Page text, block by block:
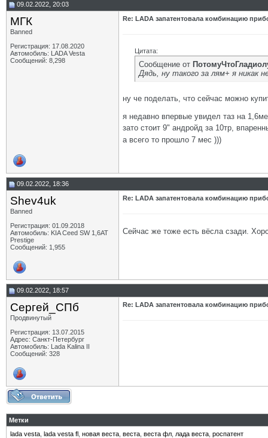
09.02.2022, 20:03
МГК
Banned
Регистрация: 17.08.2020
Автомобиль: LADA Vesta
Сообщений: 8,298
Re: LADA запатентовала комбинацию
Цитата:
Сообщение от
Дядь, ну такого за лям+ я никак
ну че поделать, что сейчас можно
я недавно впервые увидел таз на
зато стоит 9" андройд за 10тр,
а всего то прошло 7 мес )))
09.02.2022, 18:36
Shev4uk
Banned
Регистрация: 01.09.2018
Автомобиль: KIA Ceed SW 1,6AT
Prestige
Сообщений: 1,955
Re: LADA запатентовала комбинацию
Сейчас же тоже есть вёсла сзади.
09.02.2022, 18:57
Сергей_СПб
Продвинутый
Регистрация: 13.07.2015
Адрес: Санкт-Петербург
Автомобиль: Lada Kalina II
Сообщений: 328
Re: LADA запатентовала комбинацию
Метки
lada vesta lada vesta fl новая веста веста веста фл лада веста роспатент